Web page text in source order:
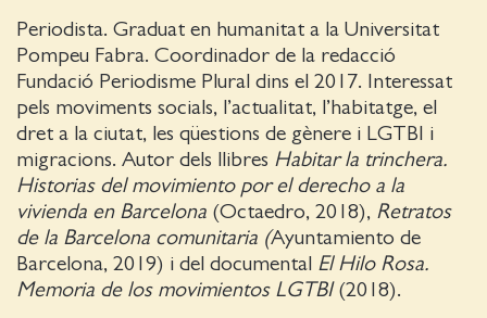
Periodista. Graduat en humanitat a la Universitat
Pompeu Fabra. Coordinador de la redacció
Fundació Periodisme Plural dins el 2017. Interessat
pels moviments socials, l’actualitat, l’habitatge, el
dret a la ciutat, les qüestions de gènere i LGTBI i
migracions. Autor dels llibres Habitar la trinchera.
Historias del movimiento por el derecho a la
vivienda en Barcelona (Octaedro, 2018), Retratos
de la Barcelona comunitaria (Ayuntamiento de
Barcelona, 2019) i del documental El Hilo Rosa.
Memoria de los movimientos LGTBI (2018).